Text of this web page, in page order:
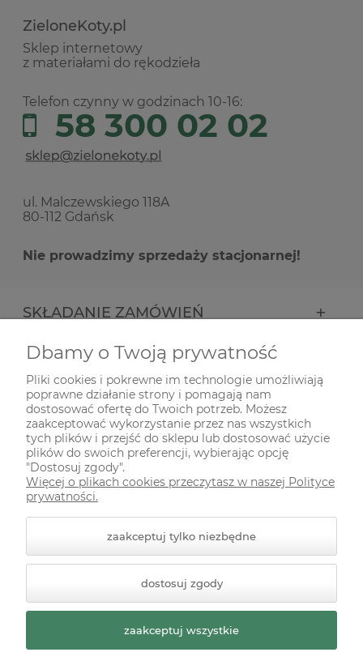
ZieloneKoty.pl
Sklep internetowy
z materiałami do rękodzieła
Telefon czynny w godzinach 10-16:
58 300 02 02
ul. Malczewskiego 118A
80-112 Gdańsk
Nie prowadzimy sprzedaży stacjonarnej!
SKŁADANIE ZAMÓWIEŃ
INFORMACJE
ODWIEDŹ NAS NA
Styl graficzny ShopGadget.pl
Sklep internetowy Shoper
Premium
Dbamy o Twoją prywatność
Pliki cookies i pokrewne im technologie umożliwiają
poprawne działanie strony i pomagają nam
dostosować ofertę do Twoich potrzeb. Możesz
zaakceptować wykorzystanie przez nas wszystkich
tych plików i przejść do sklepu lub dostosować użycie
plików do swoich preferencji, wybierając opcję
"Dostosuj zgody".
Więcej o plikach cookies przeczytasz w naszej Polityce
prywatności.
zaakceptuj tylko niezbędne
dostosuj zgody
zaakceptuj wszystkie